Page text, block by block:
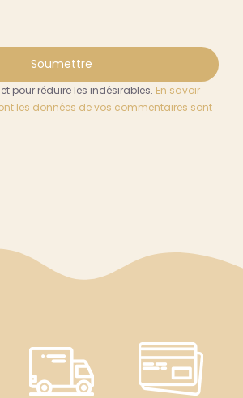
pour réduire les indésirables. En savoir
les données de vos commentaires sont